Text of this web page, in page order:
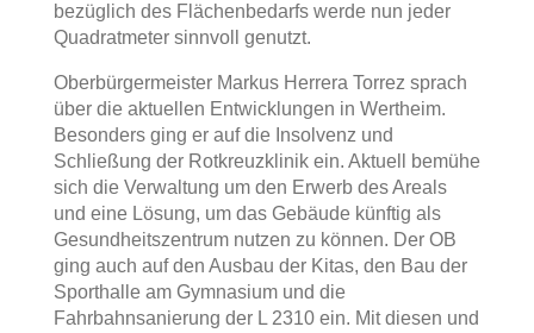
bezüglich des Flächenbedarfs werde nun jeder
Quadratmeter sinnvoll genutzt.
Oberbürgermeister Markus Herrera Torrez sprach
über die aktuellen Entwicklungen in Wertheim.
Besonders ging er auf die Insolvenz und
Schließung der Rotkreuzklinik ein. Aktuell bemühe
sich die Verwaltung um den Erwerb des Areals
und eine Lösung, um das Gebäude künftig als
Gesundheitszentrum nutzen zu können. Der OB
ging auch auf den Ausbau der Kitas, den Bau der
Sporthalle am Gymnasium und die
Fahrbahnsanierung der L 2310 ein. Mit diesen und